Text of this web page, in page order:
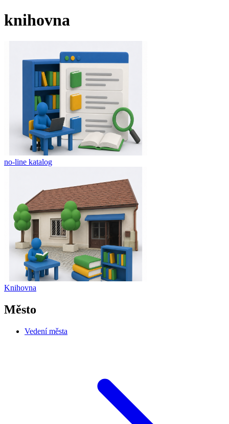
knihovna
no-line katalog
Knihovna
Město
Vedení města